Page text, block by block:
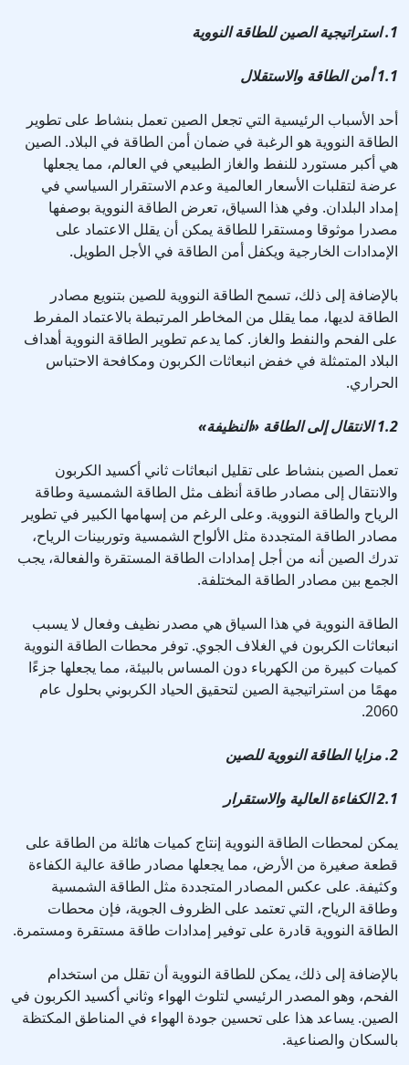
1. استراتيجية الصين للطاقة النووية
1.1 أمن الطاقة والاستقلال
أحد الأسباب الرئيسية التي تجعل الصين تعمل بنشاط على تطوير
الطاقة النووية هو الرغبة في ضمان أمن الطاقة في البلاد. الصين
هي أكبر مستورد للنفط والغاز الطبيعي في العالم، مما يجعلها
عرضة لتقلبات الأسعار العالمية وعدم الاستقرار السياسي في
إمداد البلدان. وفي هذا السياق، تعرض الطاقة النووية بوصفها
مصدرا موثوقا ومستقرا للطاقة يمكن أن يقلل الاعتماد على
الإمدادات الخارجية ويكفل أمن الطاقة في الأجل الطويل.
بالإضافة إلى ذلك، تسمح الطاقة النووية للصين بتنويع مصادر
الطاقة لديها، مما يقلل من المخاطر المرتبطة بالاعتماد المفرط
على الفحم والنفط والغاز. كما يدعم تطوير الطاقة النووية أهداف
البلاد المتمثلة في خفض انبعاثات الكربون ومكافحة الاحتباس
الحراري.
1.2 الانتقال إلى الطاقة «النظيفة»
تعمل الصين بنشاط على تقليل انبعاثات ثاني أكسيد الكربون
والانتقال إلى مصادر طاقة أنظف مثل الطاقة الشمسية وطاقة
الرياح والطاقة النووية. وعلى الرغم من إسهامها الكبير في تطوير
مصادر الطاقة المتجددة مثل الألواح الشمسية وتوربينات الرياح،
تدرك الصين أنه من أجل إمدادات الطاقة المستقرة والفعالة، يجب
الجمع بين مصادر الطاقة المختلفة.
الطاقة النووية في هذا السياق هي مصدر نظيف وفعال لا يسبب
انبعاثات الكربون في الغلاف الجوي. توفر محطات الطاقة النووية
كميات كبيرة من الكهرباء دون المساس بالبيئة، مما يجعلها جزءًا
مهمًا من استراتيجية الصين لتحقيق الحياد الكربوني بحلول عام
2060.
2. مزايا الطاقة النووية للصين
2.1 الكفاءة العالية والاستقرار
يمكن لمحطات الطاقة النووية إنتاج كميات هائلة من الطاقة على
قطعة صغيرة من الأرض، مما يجعلها مصادر طاقة عالية الكفاءة
وكثيفة. على عكس المصادر المتجددة مثل الطاقة الشمسية
وطاقة الرياح، التي تعتمد على الظروف الجوية، فإن محطات
الطاقة النووية قادرة على توفير إمدادات طاقة مستقرة ومستمرة.
بالإضافة إلى ذلك، يمكن للطاقة النووية أن تقلل من استخدام
الفحم، وهو المصدر الرئيسي لتلوث الهواء وثاني أكسيد الكربون في
الصين. يساعد هذا على تحسين جودة الهواء في المناطق المكتظة
بالسكان والصناعية.